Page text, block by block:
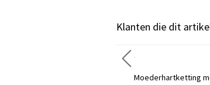
Klanten die dit